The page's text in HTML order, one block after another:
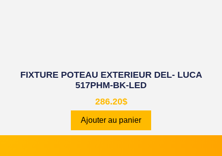
FIXTURE POTEAU EXTERIEUR DEL- LUCA
517PHM-BK-LED
286.20$
Ajouter au panier